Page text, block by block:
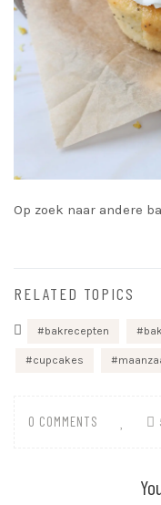
Op zoek naar andere
RELATED TOPICS
bakrecepten
cupcakes
0 COMMENTS